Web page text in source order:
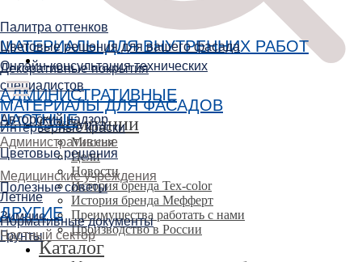
О компании
Миссия
Цели
Новости
История бренда Tex-color
История бренда Мефферт
Преимущества работать с нами
Производство в России
Каталог
МАТЕРИАЛЫ ДЛЯ ВНУТРЕННИХ РАБОТ
Декоративные покрытия
МАТЕРИАЛЫ ДЛЯ ФАСАДОВ
Интерьерные краски
Летние
Зимние
Грунты
АДМИНИСТРАТИВНЫЕ
ЧАСТНЫЕ
Административные
Медицинские учреждения
ДРУГИЕ
Частный сектор
Палитра оттенков
Цветовые решения для вашего фасада
Онлайн-консультация технических
специалистов
Авторский надзор
Цветовые решения
Полезные советы
Нормативные документы